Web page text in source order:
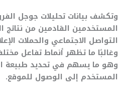
وتكشف بيانات تحليلات جوجل
المستخدمين القادمين من نتائج
التواصل الاجتماعي والحملات
وغالبًا ما تظهر أنماط تفاعل
وهو ما يسهم في تحديد طبيعة
المستخدم إلى الوصول للموقع.